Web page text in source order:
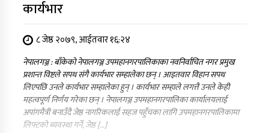
कार्यभार
८ जेष्ठ २०७९, आईतवार १६:२४
नेपालगञ्ज : बाँकेको नेपालगञ्ज उपमहानगरपालिकाका नवनिर्वाचित नगर प्रमुख
प्रशान्त विष्टले सपथ संगै कार्यभार सम्हालेका छन् । आइतवार विहान सपथ
लिएपछि उनले कार्यभार सम्हालेका हुन् । कार्यभार सम्हाले लगत्तै उनले केही
महत्वपूर्ण निर्णय गरेका छन् । नेपालगञ्ज उपमहानगरपालिका कार्यालयलाई
अपांगमैत्री बनाउँदै जेष्ठ नागरिकलाई सहज पहुँचका लागि उपमहानगरपालिकामा
लिफ्टको ब्यवस्था गर्ने, जेष्ठ […]